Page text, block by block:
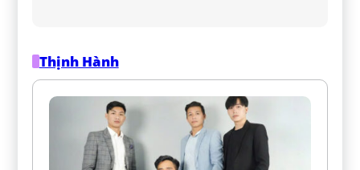
Thịnh Hành